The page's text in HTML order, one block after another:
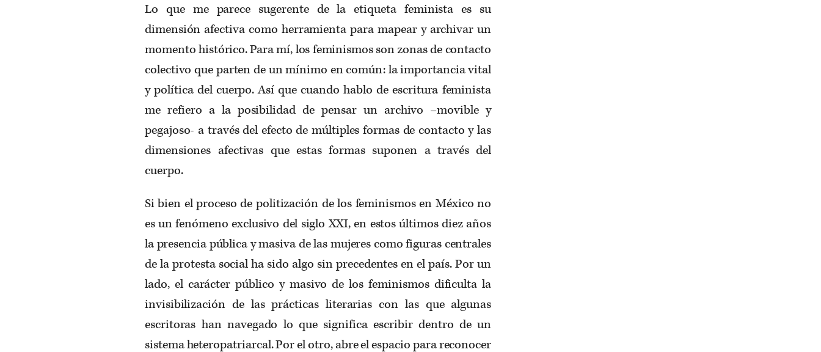
Lo que me parece sugerente de la etiqueta feminista es su
dimensión afectiva como herramienta para mapear y archivar un
momento histórico. Para mí, los feminismos son zonas de contacto
colectivo que parten de un mínimo en común: la importancia vital
y política del cuerpo. Así que cuando hablo de escritura feminista
me refiero a la posibilidad de pensar un archivo –movible y
pegajoso- a través del efecto de múltiples formas de contacto y las
dimensiones afectivas que estas formas suponen a través del
cuerpo.
Si bien el proceso de politización de los feminismos en México no
es un fenómeno exclusivo del siglo XXI, en estos últimos diez años
la presencia pública y masiva de las mujeres como figuras centrales
de la protesta social ha sido algo sin precedentes en el país. Por un
lado, el carácter público y masivo de los feminismos dificulta la
invisibilización de las prácticas literarias con las que algunas
escritoras han navegado lo que significa escribir dentro de un
sistema heteropatriarcal. Por el otro, abre el espacio para reconocer